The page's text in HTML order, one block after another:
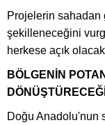
Projelerin sahadan
şekilleneceğini
herkese açık
BÖLGENİN
Doğu Anadolu'nun